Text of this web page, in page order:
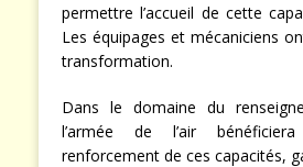
permettre l’accueil de cette
Les équipages et mécaniciens
transformation.
Dans le domaine du
l’armée de l’air
renforcement de ces capacités,